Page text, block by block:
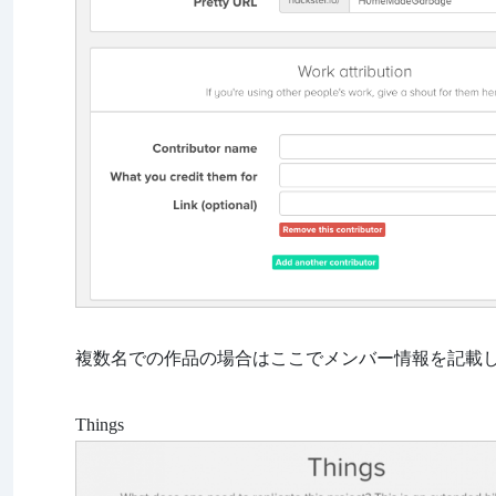
複数名での作品の場合はここでメンバー情報を記載
Things